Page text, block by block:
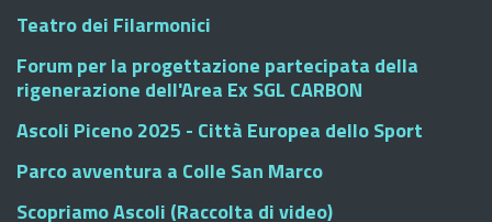
Teatro dei Filarmonici
Forum per la progettazione partecipata della
rigenerazione dell'Area Ex SGL CARBON
Ascoli Piceno 2025 - Città Europea dello Sport
Parco avventura a Colle San Marco
Scopriamo Ascoli (Raccolta di video)